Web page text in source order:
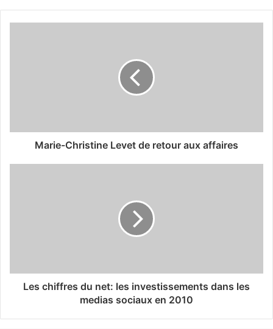
Marie-Christine Levet de retour aux affaires
Les chiffres du net: les investissements dans les
medias sociaux en 2010